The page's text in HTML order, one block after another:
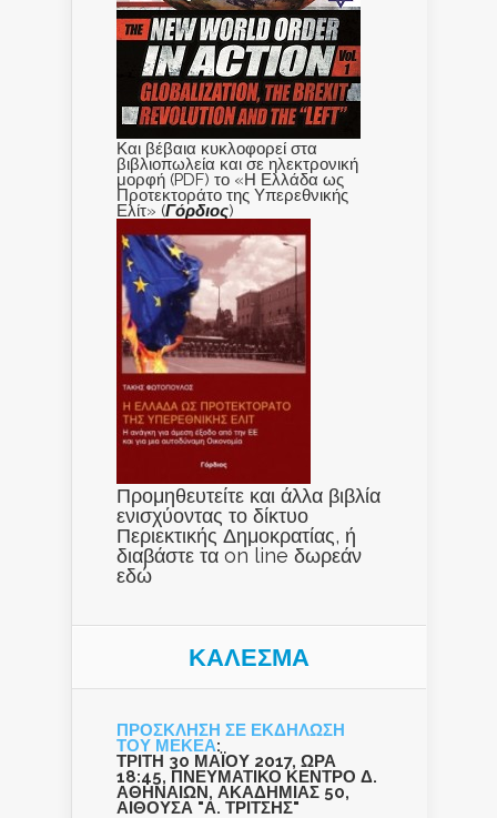
Και βέβαια κυκλοφορεί στα
βιβλιοπωλεία και σε ηλεκτρονική
μορφή (PDF) το «Η Ελλάδα ως
Προτεκτοράτο της Υπερεθνικής
Ελίτ» (Γόρδιος)
Προμηθευτείτε και άλλα βιβλία
ενισχύοντας το δίκτυο
Περιεκτικής Δημοκρατίας, ή
διαβάστε τα on line δωρεάν
εδώ
ΚΑΛΕΣΜΑ
ΠΡΟΣΚΛΗΣΗ ΣΕ ΕΚΔΗΛΩΣΗ
ΤΟΥ ΜΕΚΕΑ:
ΤΡΙΤΗ 30 ΜΑΪΟΥ 2017, ΩΡΑ
18:45, ΠΝΕΥΜΑΤΙΚΟ ΚΕΝΤΡΟ Δ.
ΑΘΗΝΑΙΩΝ, ΑΚΑΔΗΜΙΑΣ 50,
ΑΙΘΟΥΣΑ "Α. ΤΡΙΤΣΗΣ"